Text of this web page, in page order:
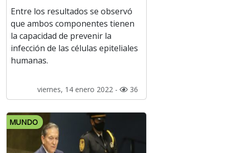
Entre los resultados se observó
que ambos componentes tienen
la capacidad de prevenir la
infección de las células epiteliales
humanas.
viernes, 14 enero 2022 - 36
MUNDO